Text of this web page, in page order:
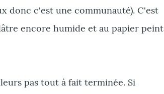
donc c'est une communauté). C'est
encore humide et au papier peint
pas tout à fait terminée. Si